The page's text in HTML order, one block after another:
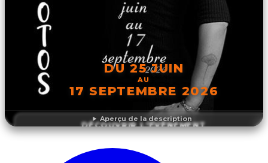
Aperçu de la description
DU 25 JUIN
AU
17 SEPTEMBRE 2026
DÉCOUVRIR L'ÉVÉNEMENT